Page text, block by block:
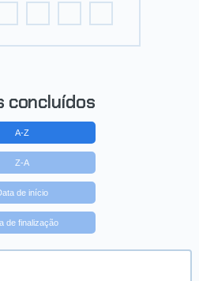
concluídos
A-Z
Z-A
de início
de finalização